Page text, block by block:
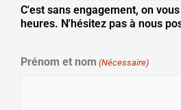
C'est sans engagement, on
heures. N'hésitez pas à nous
Prénom et nom (Nécessaire)